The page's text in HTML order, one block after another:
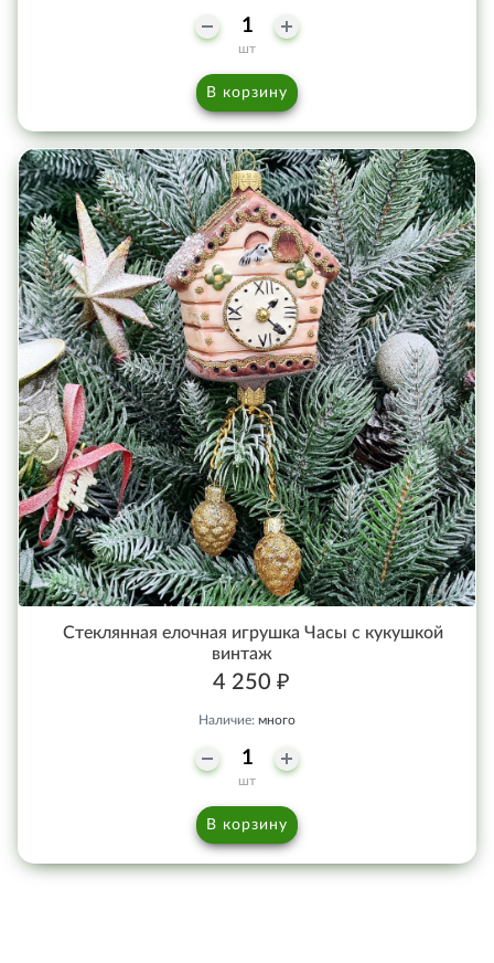
шт
В корзину
Стеклянная елочная игрушка Часы с кукушкой
винтаж
4 250 ₽
Наличие: много
шт
В корзину